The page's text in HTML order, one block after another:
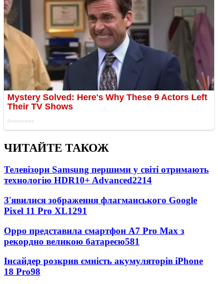
ЧИТАЙТЕ ТАКОЖ
Телевізори Samsung першими у світі отримають
технологію HDR10+ Advanced2214
З'явилися зображення флагманського Google
Pixel 11 Pro XL1291
Oppo представила смартфон A7 Pro Max з
рекордно великою батареєю581
Інсайдер розкрив ємність акумуляторів iPhone
18 Pro98